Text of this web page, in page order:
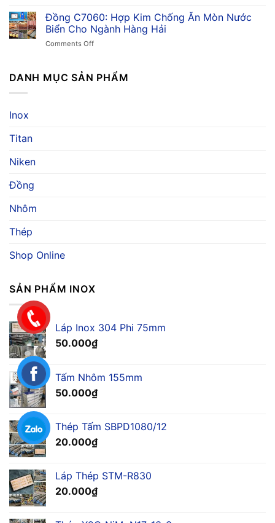
Ứng
Dụng
Ăn
Mòn,
Ứng
Hàng
C7150:
Khả
Năng
Chống
Nước
Đồng C7060: Hợp Kim Chống Ăn Mòn Nước
Biển Cho Ngành Hàng Hải
Comments Offon
Hợp
DANH MỤC SẢN PHẨM
Inox
Titan
Niken
Đồng
Nhôm
Thép
Shop Online
SẢN PHẨM INOX
Láp Inox 304 Phi 75mm
50.000₫
Tấm Nhôm 155mm
50.000₫
Thép Tấm SBPD1080/12
20.000₫
Láp Thép STM-R830
20.000₫